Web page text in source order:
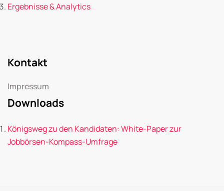
Ergebnisse & Analytics
Kontakt
Impressum
Downloads
Königsweg zu den Kandidaten: White-Paper zur
Jobbörsen-Kompass-Umfrage